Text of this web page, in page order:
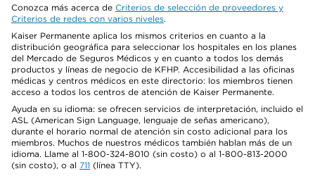
Conozca más acerca de Criterios de selección de proveedores y
Criterios de redes con varios niveles.
Kaiser Permanente aplica los mismos criterios en cuanto a la
distribución geográfica para seleccionar los hospitales en los planes
del Mercado de Seguros Médicos y en cuanto a todos los demás
productos y líneas de negocio de KFHP. Accesibilidad a las oficinas
médicas y centros médicos en este directorio: los miembros tienen
acceso a todos los centros de atención de Kaiser Permanente.
Ayuda en su idioma: se ofrecen servicios de interpretación, incluido el
ASL (American Sign Language, lenguaje de señas americano),
durante el horario normal de atención sin costo adicional para los
miembros. Muchos de nuestros médicos también hablan más de un
idioma. Llame al 1-800-324-8010 (sin costo) o al 1-800-813-2000
(sin costo), o al 711 (línea TTY).